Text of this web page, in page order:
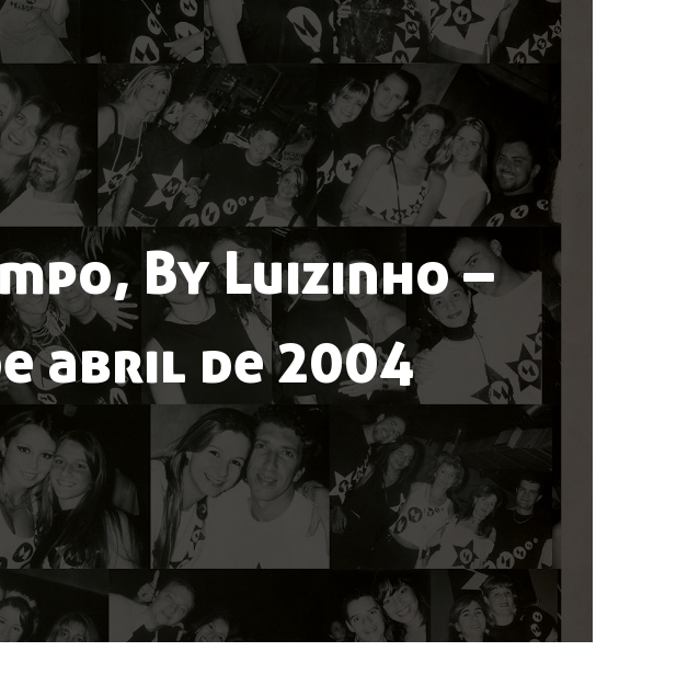
By Luizinho –
abril de 2004